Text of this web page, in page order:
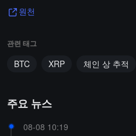
원천
관련 태그
BTC XRP 체인 상 추적
주요 뉴스
08-08 10:19